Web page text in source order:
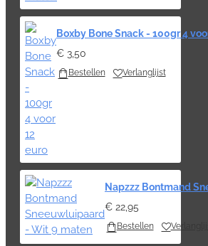
Boxby Bone Snack - 100gr 4
€ 3,50
Bestellen Verlanglijst
Napzzz Bontmand
€ 22,95
Bestellen